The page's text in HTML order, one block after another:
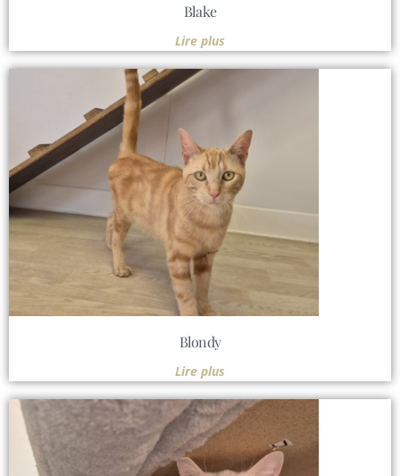
Blake
Lire plus
Blondy
Lire plus